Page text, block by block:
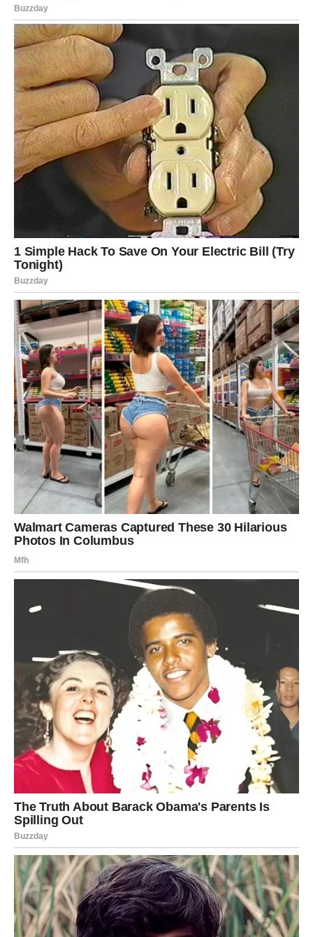
izgubio jer nije slušao. A neko konačno pokazuje pravo
lice. Najvažnije je to što vi
Ono što sada saznate, pomoći će vam da donesete
odluku koja vas oslobađa.
POSAO I NOVAC – ISPRAVKA
NEPRAVDE
Na poslovnom planu, karma donosiolakšanje i pomak
Možda ste u prethodnom periodu imali osećaj da vas ne
razumeju, da vas ne čuju ili da vaše ideje prolaze
nezapaženo. Sledeće sedmice to se menja.
Mogući su:
razgovori koji donose novu priliku
priznanje za znanje i veštine
ponuda ili informacija koja menja planove
finansijsko olakšanje ili rešavanje zastoja
Karma vam vraća jer niste odustali od sebe, čak i kada su
drugi sumnjali.
ODNOSI SA LJUDIMA – KO
GOVORI ISTINU, A KO NE
Sledeća sedmica donosičistku u vašem okruženju
kroz konflikte, već kroz spoznaju. Vi jasno vidite ko vas
razume, a ko vas sluša samo da bi odgovorio, a ne da bi
Neki ljudi će:
pokazati podršku onda kada vam je najpotrebnija
priznati grešku
ili se sami udaljiti, jer više ne mogu da glume
Vi prestajete da se prilagođavate svima. I to je vaša
karmička pobeda.
DUHOVNA LEKCIJA – VAŠ GLAS